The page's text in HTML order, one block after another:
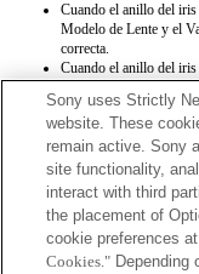
Cuando el anillo del
Modelo de Lente y el
correcta.
Cuando el anillo del
de exposición.
Cuando el anillo del iris
manual iris mode
grabación se
Si rotas el anillo del
Cuando el anillo del
Background Defocus
pero en la pantalla se
Sony uses Strictly
website. These
remain active. Sony
site functionality,
interact with third
the placement of
cookie preferences
Cookies." Depending